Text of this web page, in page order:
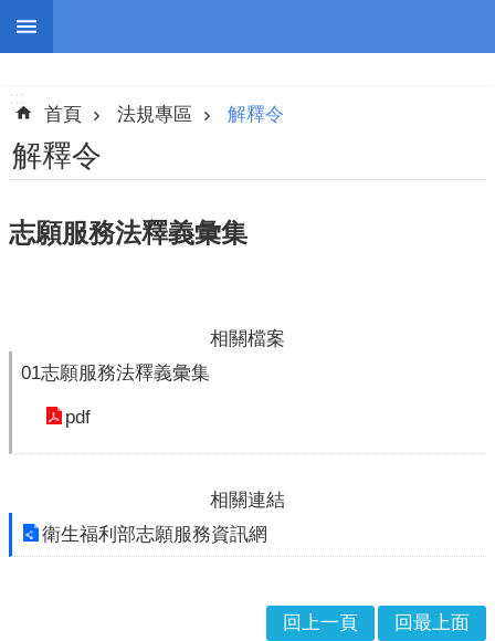
跳到主要內容區塊
搜
認
志
隊
欄
:::
首頁 法規專區 解釋令
解釋令
志願服務法釋義彙集
相關檔案
01志願服務法釋義彙集
pdf
相關連結
衛生福利部志願服務資訊網
回上一頁 回最上面